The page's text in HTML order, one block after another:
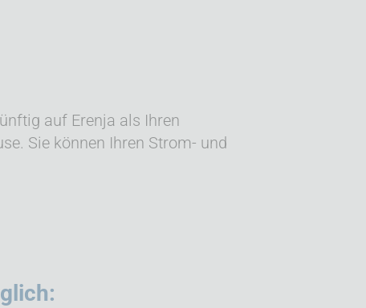
auf Erenja als Ihren
Sie können Ihren Strom- und